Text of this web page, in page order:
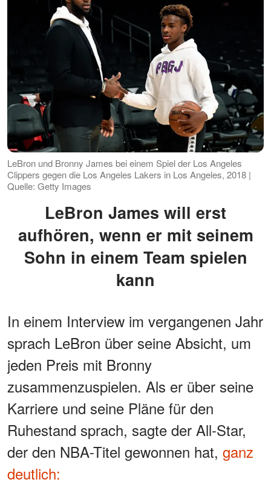
LeBron und Bronny James bei einem Spiel der Los Angeles
Clippers gegen die Los Angeles Lakers in Los Angeles, 2018 |
Quelle: Getty Images
LeBron James will erst
aufhören, wenn er mit seinem
Sohn in einem Team spielen
kann
In einem Interview im vergangenen Jahr
sprach LeBron über seine Absicht, um
jeden Preis mit Bronny
zusammenzuspielen. Als er über seine
Karriere und seine Pläne für den
Ruhestand sprach, sagte der All-Star,
der den NBA-Titel gewonnen hat, ganz
deutlich: